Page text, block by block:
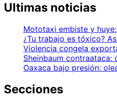
Ultimas noticias
Mototaxi embiste y
¿Tu trabajo es tóxico?
Violencia congela
Sheinbaum contraataca:
Oaxaca bajo presión:
Secciones